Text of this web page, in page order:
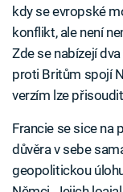
kdy se evropské
konflikt, ale není
Zde se nabízejí
proti Britům spojí
verzím lze
Francie se sice na
důvěra v sebe
geopolitickou